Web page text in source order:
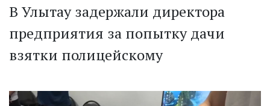
В Улытау задержали директора
предприятия за попытку дачи
взятки полицейскому